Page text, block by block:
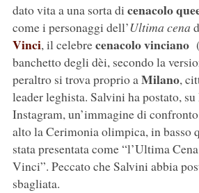
dato vita a una sorta di cenacolo
come i personaggi dell’Ultima cena
Vinci, il celebrecenacolo vinciano
banchetto degli dèi, secondo la
peraltro si trova proprio aMilano,
leader leghista. Salvini ha postato, su
Instagram, un’immagine di
alto la Cerimonia olimpica, in basso
stata presentata come “l’Ultima
Vinci”. Peccato che Salvini abbia
sbagliata.